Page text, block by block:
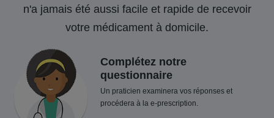
n'a jamais été aussi facile et rapide de recevoir
votre médicament à domicile.
Complétez notre
questionnaire
Un praticien examinera vos réponses et
procédera à la e-prescription.